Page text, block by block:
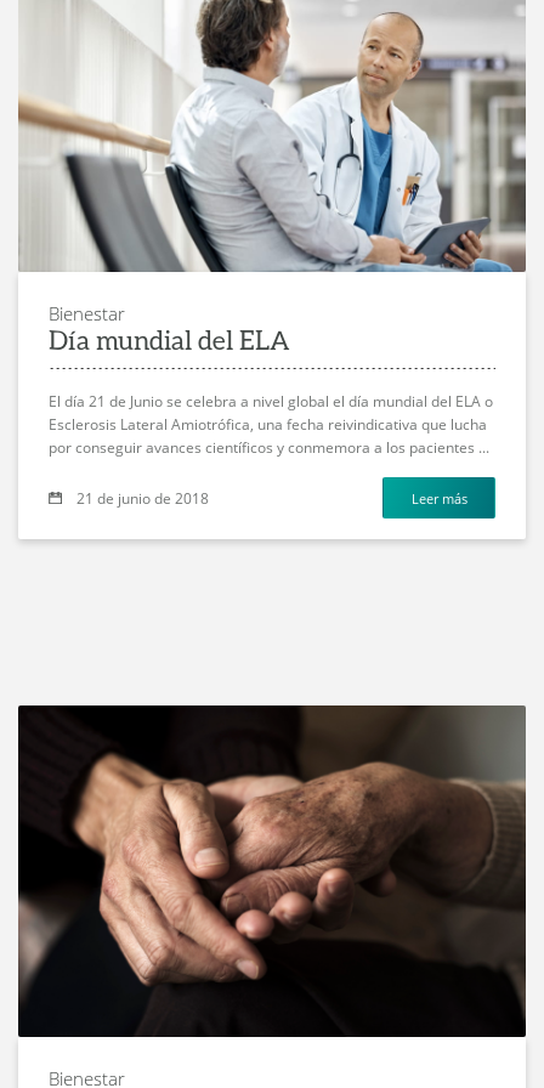
Bienestar
Día mundial del ELA
El día 21 de Junio se celebra a nivel global el día mundial del ELA o
Esclerosis Lateral Amiotrófica, una fecha reivindicativa que lucha
por conseguir avances científicos y conmemora a los pacientes ...
21 de junio de 2018 Leer más
Bienestar